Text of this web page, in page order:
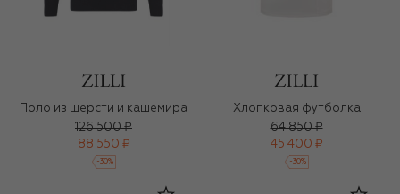
Поло из шерсти и кашемира
126 500 ₽
88 550 ₽
-30%
Хлопковая футболка
64 850 ₽
45 400 ₽
-30%